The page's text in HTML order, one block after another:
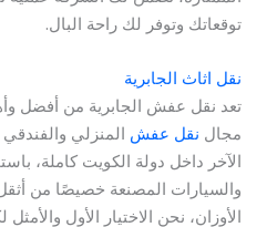
توقعاتك وتوفر لك راحة البال.
نقل اثاث الجابرية
تعد نقل عفش الجابرية من أفضل
مجال نقل عفش المنزلي
الآخر داخل دولة الكويت كاملة،
والسيارات المصنعة خصيصًا من
الأوزان، نحن الاختيار الأول